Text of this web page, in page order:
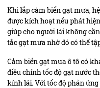
Khi lắp cảm biến gạt mưa,
được kích hoạt nếu phát
giúp cho người lái không
tắc gạt mưa nhờ đó có thể
Cảm biến gạt mưa ô tô có
điều chỉnh tốc độ gạt nước
kính lái. Với tốc độ phản